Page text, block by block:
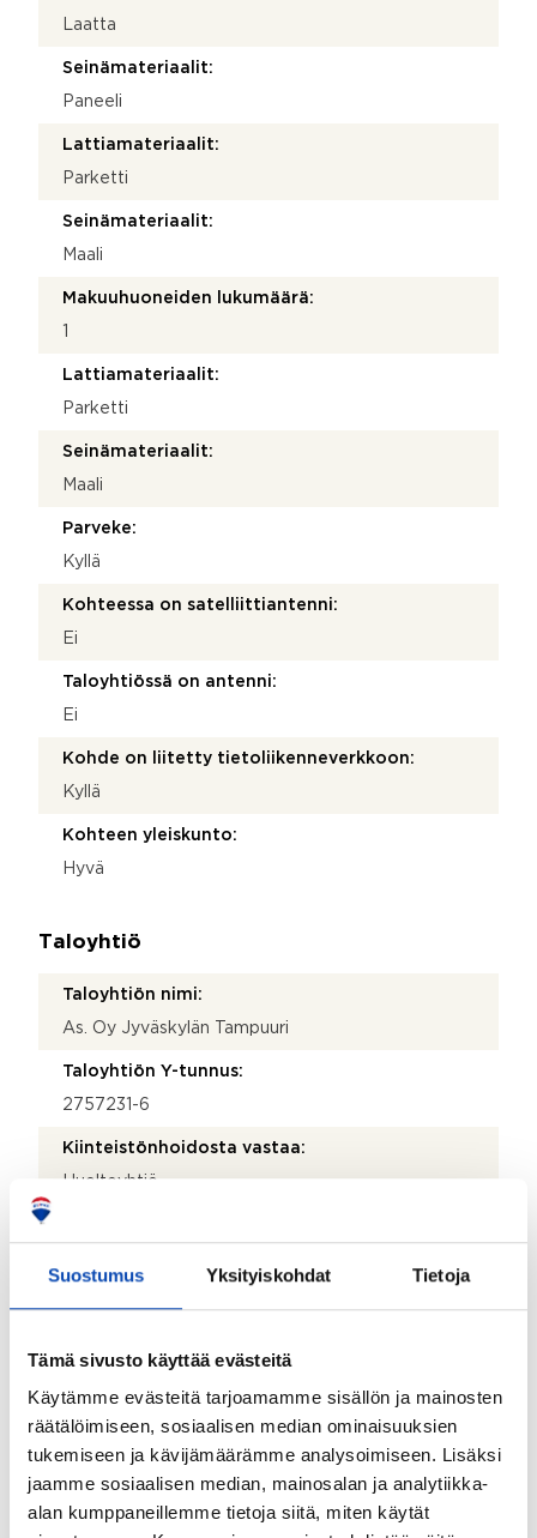
Suostumus Yksityiskohdat Tietoja
Tämä sivusto käyttää evästeitä
Käytämme evästeitä tarjoamamme sisällön ja mainosten
räätälöimiseen, sosiaalisen median ominaisuuksien
tukemiseen ja kävijämäärämme analysoimiseen. Lisäksi
jaamme sosiaalisen median, mainosalan ja analytiikka-
alan kumppaneillemme tietoja siitä, miten käytät
Laatta
Seinämateriaalit:
Paneeli
Lattiamateriaalit:
Parketti
Seinämateriaalit:
Maali
Makuuhuoneiden lukumäärä:
Lattiamateriaalit:
Parketti
Seinämateriaalit:
Maali
Parveke:
Kyllä
Kohteessa on satelliittiantenni:
Ei
Taloyhtiössä on antenni:
Ei
Kohde on liitetty tietoliikenneverkkoon:
Kyllä
Kohteen yleiskunto:
Hyvä
Taloyhtiö
Taloyhtiön nimi:
As. Oy Jyväskylän Tampuuri
Taloyhtiön Y-tunnus:
2757231-6
Kiinteistönhoidosta vastaa:
Huoltoyhtiö
Sähköposti:
salla.moilanen@oi.fi
Puhelinnumero: